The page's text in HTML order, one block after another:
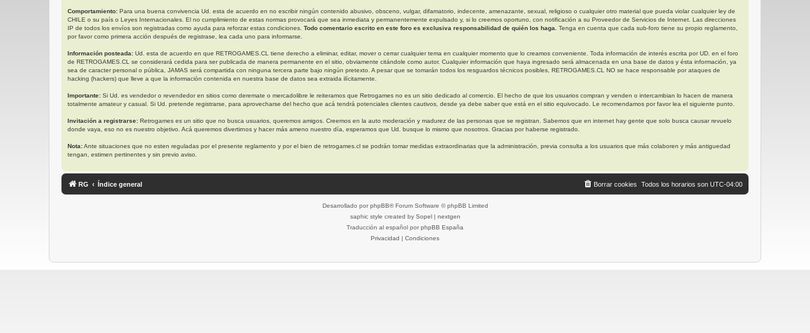
Comportamiento: Para una buena convivencia Ud. esta de acuerdo en no escribir ningún contenido abusivo, obsceno, vulgar, difamatorio, indecente, amenazante, sexual, religioso o cualquier otro material que pueda violar cualquier ley de
CHILE o su país o Leyes Internacionales. El no cumplimiento de estas normas provocará que sea inmediata y permanentemente expulsado y, si lo creemos oportuno, con notificación a su Proveedor de Servicios de Internet. Las direcciones
IP de todos los envíos son registradas como ayuda para reforzar estas condiciones. Todo comentario escrito en este foro es exclusiva responsabilidad de quién los haga.
Tenga en cuenta que cada sub-foro tiene su propio reglamento,
por favor como primera acción después de registrase, lea cada uno para informarse.
Información posteada: Ud. esta de acuerdo en que RETROGAMES.CL tiene derecho a eliminar, editar, mover o cerrar cualquier tema en cualquier momento que lo creamos conveniente. Toda información de interés escrita por UD. en el foro
de RETROGAMES.CL se considerará cedida para ser publicada de manera permanente en el sitio, obviamente citándole como autor. Cualquier información que haya ingresado será almacenada en una base de datos y ésta información, ya
sea de caracter personal o pública, JAMAS será compartida con ninguna tercera parte bajo ningún pretexto. A pesar que se tomarán todos los resguardos técnicos posibles, RETROGAMES.CL NO se hace responsable por ataques de
hacking (hackers) que lleve a que la información contenida en nuestra base de datos sea extraida ilícitamente.
Importante: Si Ud. es vendedor o revendedor en sitios como deremate o mercadolibre le reiteramos que Retrogames no es un sitio dedicado al comercio. El hecho de que los usuarios compran y venden o intercambian lo hacen de manera
totalmente amateur y casual. Si Ud. pretende registrarse, para aprovecharse del hecho que acá tendrá potenciales clientes cautivos, desde ya debe saber que está en el sitio equivocado. Le recomendamos por favor lea el siguiente punto.
Invitación a registrarse: Retrogames es un sitio que no busca usuarios, queremos amigos. Creemos en la auto moderación y madurez de las personas que se registran. Sabemos que en internet hay gente que solo busca causar revuelo
donde vaya, eso no es nuestro objetivo. Acá queremos divertirnos y hacer más ameno nuestro día, esperamos que Ud. busque lo mismo que nosotros. Gracias por haberse registrado.
Nota:Ante situaciones que no esten reguladas por el presente reglamento y por el bien de retrogames.cl se podrán tomar medidas extraordinarias que la administración, previa consulta a los usuarios que más colaboren y más antiguedad
tengan, estimen pertinentes y sin previo aviso.
RG Índice general Todos los horarios son UTC-04:00
Borrar cookies
Desarrollado por phpBB® Forum Software © phpBB Limited
saphic style created by Sopel| nextgen
Traducción al español por phpBB España
Privacidad | Condiciones